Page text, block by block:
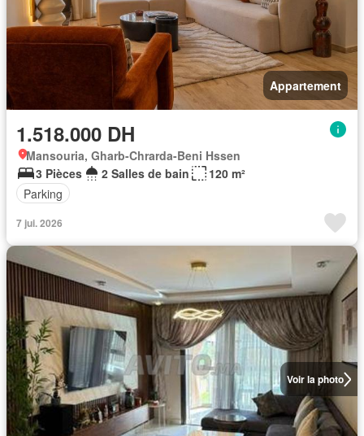
Appartement
1.518.000 DH
Mansouria, Gharb-Chrarda-Beni Hssen
3 Pièces
2 Salles de bain
120 m²
Parking
7 jui. 2026
Voir la photo